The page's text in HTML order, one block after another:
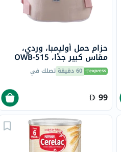
حزام حمل أوليمبا، وردي،
مقاس كبير جدًا، OWB-515
60 دقيقة تصلك في
99